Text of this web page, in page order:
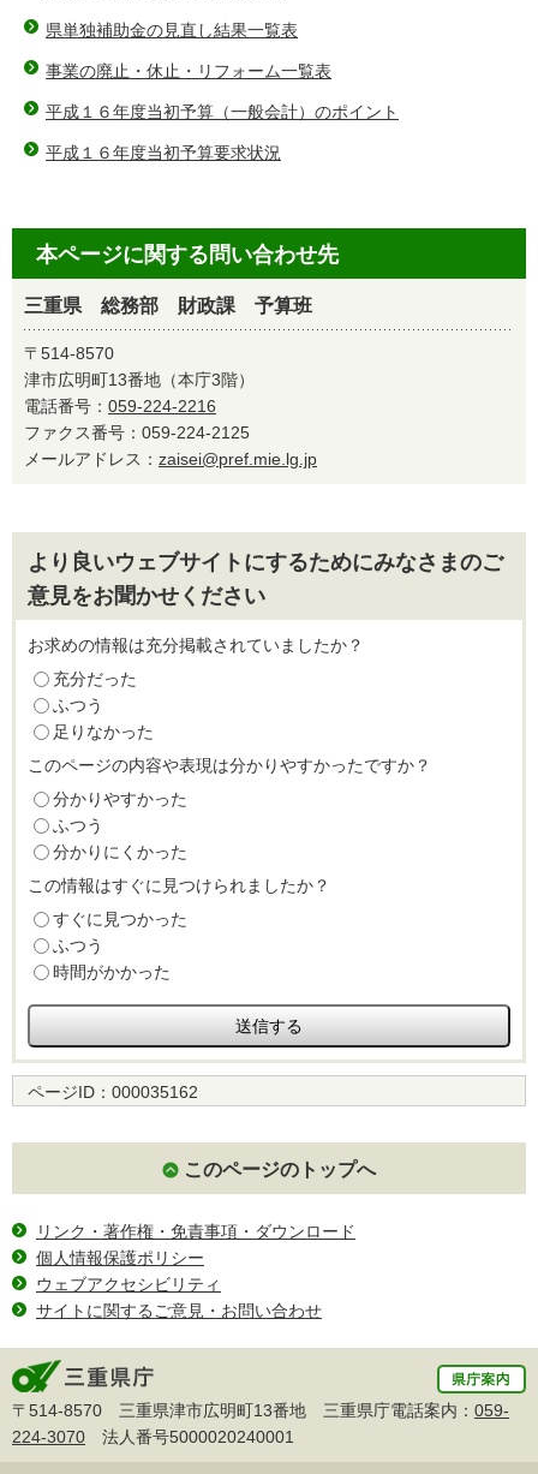
県単独補助金の見直し結果一覧表
事業の廃止・休止・リフォーム一覧表
平成１６年度当初予算（一般会計）のポイント
平成１６年度当初予算要求状況
本ページに関する問い合わせ先
三重県 総務部 財政課 予算班
〒514-8570
津市広明町13番地（本庁3階）
電話番号： 059-224-2216
ファクス番号：059-224-2125
メールアドレス： zaisei@pref.mie.lg.jp
より良いウェブサイトにするためにみなさまのご
意見をお聞かせください
お求めの情報は充分掲載されていましたか？
充分だった
ふつう
足りなかった
このページの内容や表現は分かりやすかったですか？
分かりやすかった
ふつう
分かりにくかった
この情報はすぐに見つけられましたか？
すぐに見つかった
ふつう
時間がかかった
ページID： 000035162
このページのトップへ
リンク・著作権・免責事項・ダウンロード
個人情報保護ポリシー
ウェブアクセシビリティ
サイトに関するご意見・お問い合わせ
〒514-8570 三重県津市広明町13番地 三重県庁電話案内： 059-
224-3070 法人番号5000020240001